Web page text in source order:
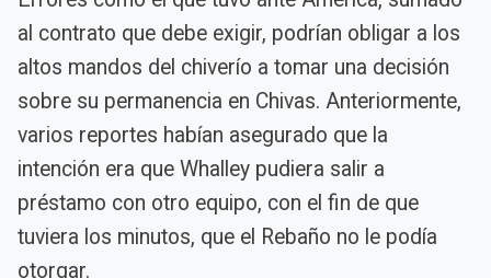
al contrato que debe exigir, podrían obligar a los
altos mandos del chiverío a tomar una decisión
sobre su permanencia en Chivas. Anteriormente,
varios reportes habían asegurado que la
intención era que Whalley pudiera salir a
préstamo con otro equipo, con el fin de que
tuviera los minutos, que el Rebaño no le podía
otorgar.